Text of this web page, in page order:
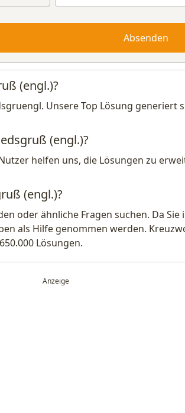
Absenden
(engl.)?
Unsere Top Lösung generiert
(engl.)?
helfen uns, die Lösungen zu
(engl.)?
oder ähnliche Fragen suchen. Da
als Hilfe genommen werden.
Lösungen.